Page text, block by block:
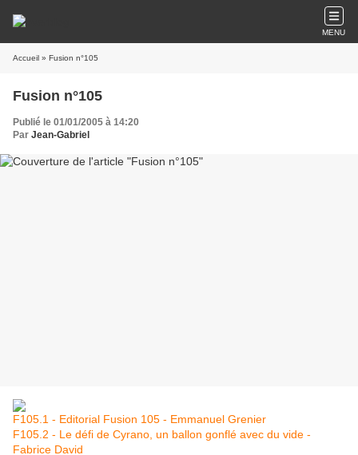
MENU
Accueil » Fusion n°105
Fusion n°105
Publié le 01/01/2005 à 14:20
Par Jean-Gabriel
F105.1 - Editorial Fusion 105 - Emmanuel Grenier
F105.2 - Le défi de Cyrano, un ballon gonflé avec du vide -
Fabrice David